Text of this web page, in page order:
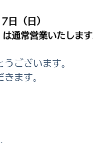
日（日）
通常営業いたしま
ございます。
ます。